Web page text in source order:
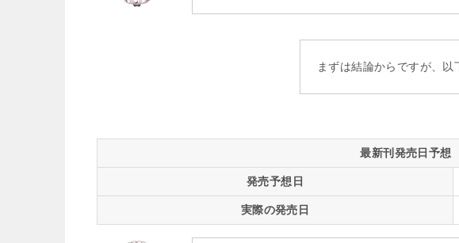
まずは結論からですが、以
最新刊発売日予想
発売予想日
実際の発売日